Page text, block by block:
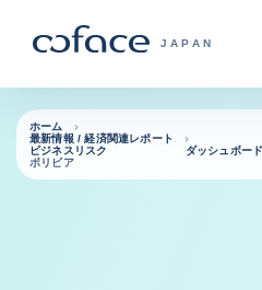
COFACE
JAPAN
ホームに戻る
ホーム
最新情報 / 経済関連レポート
ビジネスリスク ダッシュボード
ボリビア